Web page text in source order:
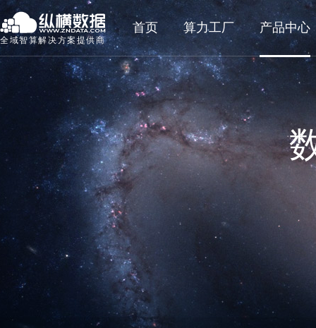
全域智算解决方案提供商
首页 算力工厂 产品中心